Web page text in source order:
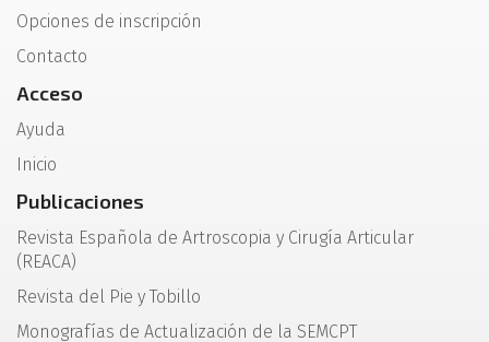
Opciones de inscripción
Contacto
Acceso
Ayuda
Inicio
Publicaciones
Revista Española de Artroscopia y Cirugía Articular
(REACA)
Revista del Pie y Tobillo
Monografías de Actualización de la SEMCPT